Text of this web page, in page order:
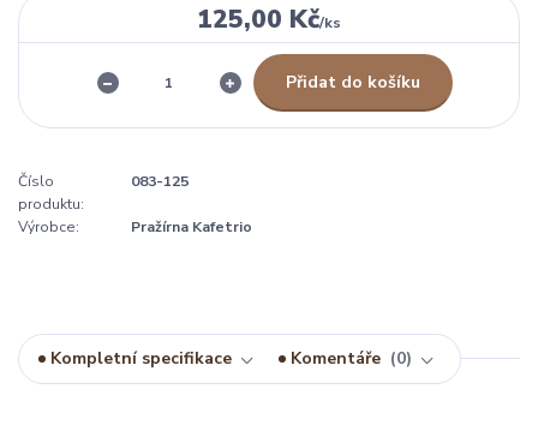
125,00 Kč/ks
Přidat do košíku
Číslo
produktu:
083-125
Výrobce: Pražírna Kafetrio
Kompletní specifikace Komentáře 0